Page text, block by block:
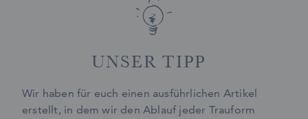
UNSER TIPP
Wir haben für euch einen ausführlichen Artikel
erstellt, in dem wir den Ablauf jeder Trauform